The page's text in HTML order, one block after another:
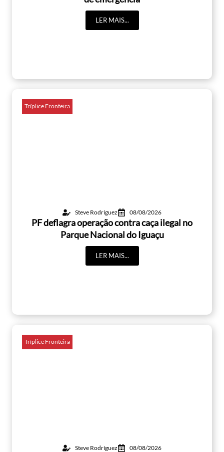
LER MAIS...
Tríplice Fronteira
Steve Rodríguez 08/08/2026
PF deflagra operação contra caça ilegal no
Parque Nacional do Iguaçu
LER MAIS...
Tríplice Fronteira
Steve Rodríguez 08/08/2026